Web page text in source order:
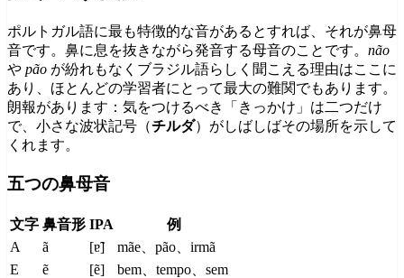
ポルトガル語に最も特徴的な音があるとすれば、それが鼻母
音です。鼻に息を抜きながら発音する母音のことです。 não
や pão が紛れもなくブラジル語らしく聞こえる理由はここに
あり、ほとんどの学習者にとって最大の難関でもあります。
朗報があります：気をつけるべき「きっかけ」は二つだけ
で、小さな波状記号（チルダ）がしばしばその場所を示して
くれます。
五つの鼻母音
文字 鼻音形 IPA
例
A
ã [ɐ̃]
mãe、pão、irmã
E
ẽ [ẽ]
bem、tempo、sem